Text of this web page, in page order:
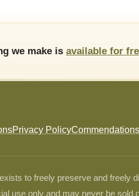
we make is available for
Privacy PolicyCommendations
to freely preserve and freely
use only and may never be sold